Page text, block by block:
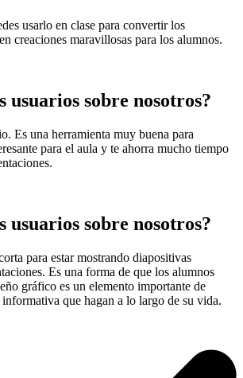
usarlo en clase para convertir los
creaciones maravillosas para los alumnos.
usuarios sobre nosotros?
Es una herramienta muy buena para
para el aula y te ahorra mucho tiempo
usuarios sobre nosotros?
para estar mostrando diapositivas
Es una forma de que los alumnos
gráfico es un elemento importante de
que hagan a lo largo de su vida.